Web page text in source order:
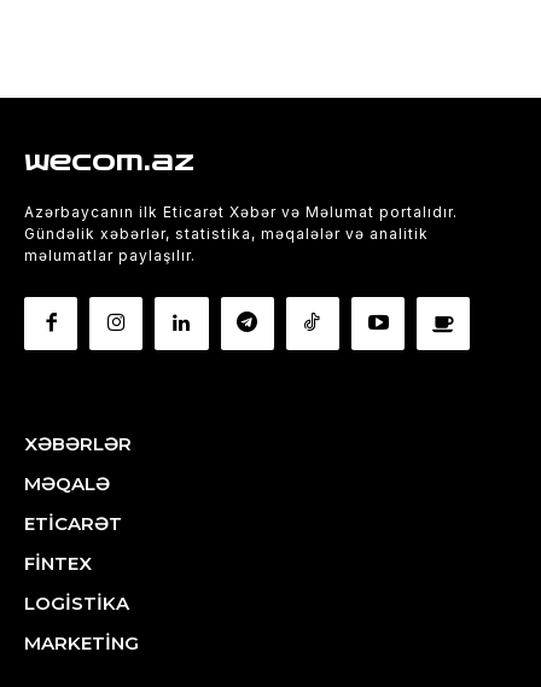
wecom.az
Azərbaycanın ilk Eticarət Xəbər və Məlumat portalıdır.
Gündəlik xəbərlər, statistika, məqalələr və analitik
məlumatlar paylaşılır.
XƏBƏRLƏR
MƏQALƏ
ETİCARƏT
FİNTEX
LOGİSTİKA
MARKETİNG